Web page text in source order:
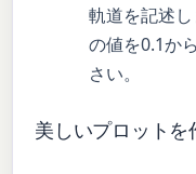
軌道を記述
の値を0.1か
さい。
美しいプロットを